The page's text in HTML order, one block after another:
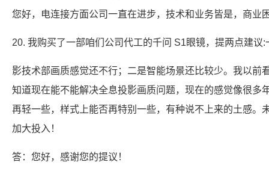
您好，电连接方面公司一直在进步，技术和业务皆是，商业
20. 我购买了一部咱们公司代工的千问 S1眼镜，提两点建议:
影技术部画质感觉还不行；二是智能场景还比较少。我以前
知道现在能不能解决全息投影画质问题，现在的感觉像很多
再轻一些，样式上能否再特别一些，有种说不上来的土感。
加大投入！
答：您好，感谢您的提议！